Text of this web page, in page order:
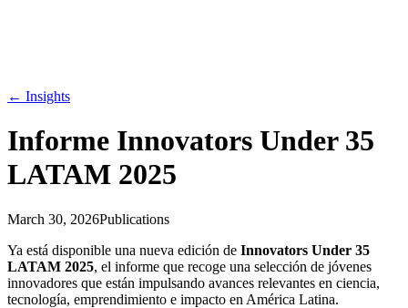
← Insights
Informe Innovators Under 35
LATAM 2025
March 30, 2026Publications
Ya está disponible una nueva edición de Innovators Under 35
LATAM 2025, el informe que recoge una selección de jóvenes
innovadores que están impulsando avances relevantes en ciencia,
tecnología, emprendimiento e impacto en América Latina.